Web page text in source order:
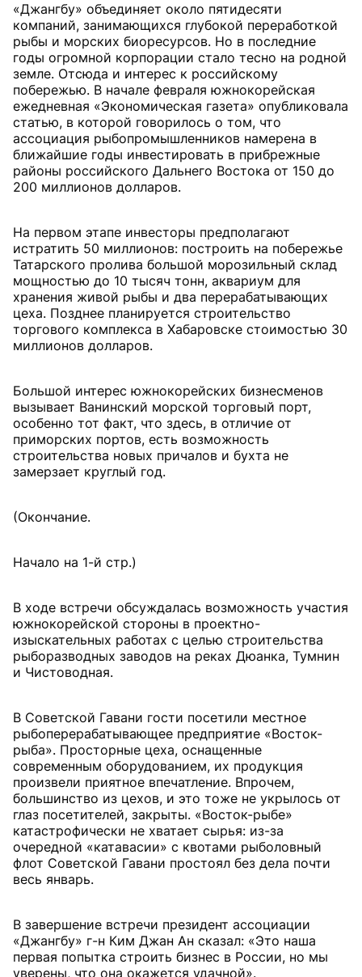
«Джангбу» объединяет около пятидесяти
компаний, занимающихся глубокой переработкой
рыбы и морских биоресурсов. Но в последние
годы огромной корпорации стало тесно на родной
земле. Отсюда и интерес к российскому
побережью. В начале февраля южнокорейская
ежедневная «Экономическая газета» опубликовала
статью, в которой говорилось о том, что
ассоциация рыбопромышленников намерена в
ближайшие годы инвестировать в прибрежные
районы российского Дальнего Востока от 150 до
200 миллионов долларов.
На первом этапе инвесторы предполагают
истратить 50 миллионов: построить на побережье
Татарского пролива большой морозильный склад
мощностью до 10 тысяч тонн, аквариум для
хранения живой рыбы и два перерабатывающих
цеха. Позднее планируется строительство
торгового комплекса в Хабаровске стоимостью 30
миллионов долларов.
Большой интерес южнокорейских бизнесменов
вызывает Ванинский морской торговый порт,
особенно тот факт, что здесь, в отличие от
приморских портов, есть возможность
строительства новых причалов и бухта не
замерзает круглый год.
(Окончание.
Начало на 1-й стр.)
В ходе встречи обсуждалась возможность участия
южнокорейской стороны в проектно-
изыскательных работах с целью строительства
рыборазводных заводов на реках Дюанка, Тумнин
и Чистоводная.
В Советской Гавани гости посетили местное
рыбоперерабатывающее предприятие «Восток-
рыба». Просторные цеха, оснащенные
современным оборудованием, их продукция
произвели приятное впечатление. Впрочем,
большинство из цехов, и это тоже не укрылось от
глаз посетителей, закрыты. «Восток-рыбе»
катастрофически не хватает сырья: из-за
очередной «катавасии» с квотами рыболовный
флот Советской Гавани простоял без дела почти
весь январь.
В завершение встречи президент ассоциации
«Джангбу» г-н Ким Джан Ан сказал: «Это наша
первая попытка строить бизнес в России, но мы
уверены, что она окажется удачной».